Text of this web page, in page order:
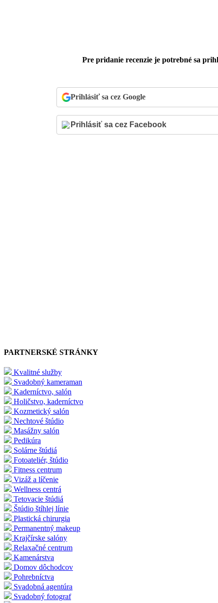
Pre pridanie recenzie je potrebné sa
Prihlásiť sa cez Google
PARTNERSKÉ STRÁNKY
Kvalitné služby
Svadobný kameraman
Kaderníctvo, salón
Holičstvo, kaderníctvo
Kozmetický salón
Nechtové štúdio
Masážny salón
Pedikúra
Solárne štúdiá
Fotoateliér, štúdio
Fitness centrum
Vizáž a líčenie
Wellness centrá
Tetovacie štúdiá
Štúdio štíhlej línie
Plastická chirurgia
Permanentný makeup
Krajčírske salóny
Relaxačné centrum
Kamenárstva
Domov dôchodcov
Pohrebníctva
Svadobná agentúra
Svadobný fotograf